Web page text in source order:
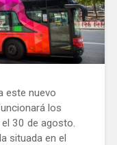
este nuevo
los
30 de agosto.
situada en el